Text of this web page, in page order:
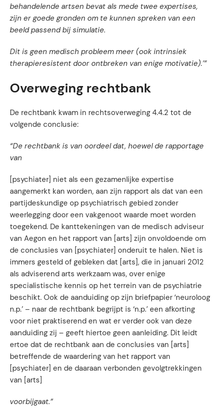
behandelende artsen bevat als mede twee expertises,
zijn er goede gronden om te kunnen spreken van een
beeld passend bij simulatie.
Dit is geen medisch probleem meer (ook intrinsiek
therapieresistent door ontbreken van enige motivatie).’”
Overweging rechtbank
De rechtbank kwam in rechtsoverweging 4.4.2 tot de
volgende conclusie:
“De rechtbank is van oordeel dat, hoewel de rapportage
van
[psychiater] niet als een gezamenlijke expertise
aangemerkt kan worden, aan zijn rapport als dat van een
partijdeskundige op psychiatrisch gebied zonder
weerlegging door een vakgenoot waarde moet worden
toegekend. De kanttekeningen van de medisch adviseur
van Aegon en het rapport van [arts] zijn onvoldoende om
de conclusies van [psychiater] onderuit te halen. Niet is
immers gesteld of gebleken dat [arts], die in januari 2012
als adviserend arts werkzaam was, over enige
specialistische kennis op het terrein van de psychiatrie
beschikt. Ook de aanduiding op zijn briefpapier ‘neuroloog
n.p.’ – naar de rechtbank begrijpt is ‘n.p.’ een afkorting
voor niet praktiserend en wat er verder ook van deze
aanduiding zij – geeft hiertoe geen aanleiding. Dit leidt
ertoe dat de rechtbank aan de conclusies van [arts]
betreffende de waardering van het rapport van
[psychiater] en de daaraan verbonden gevolgtrekkingen
van [arts]
voorbijgaat.”